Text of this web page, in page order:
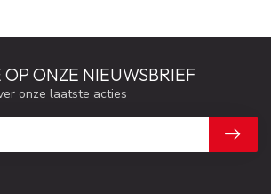
ONZE NIEUWSBRIEF
onze laatste acties